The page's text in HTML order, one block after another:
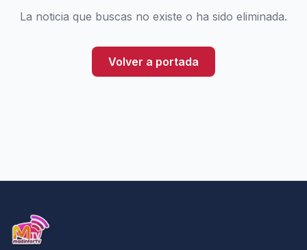
La noticia que buscas no existe o ha sido eliminada.
Volver a portada